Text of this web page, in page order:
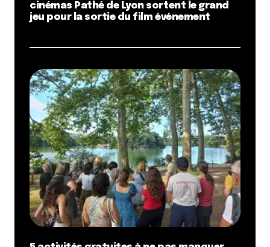
Dis-nous tout*
Name*
Enregistrer mon nom, mon e-mail et mon site dans le
navigateur pour mon prochain commentaire.
cinémas Pathé de Lyon sortent le grand
jeu pour la sortie du film événement